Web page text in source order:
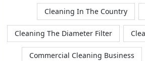
Cleaning In The Country
Cleaning The Diameter Filter
Commercial Cleaning Business